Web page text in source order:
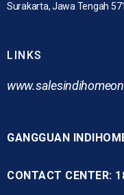
Surakarta, Jawa Tengah
LINKS
www.
GANGGUAN
CONTACT CENTER: